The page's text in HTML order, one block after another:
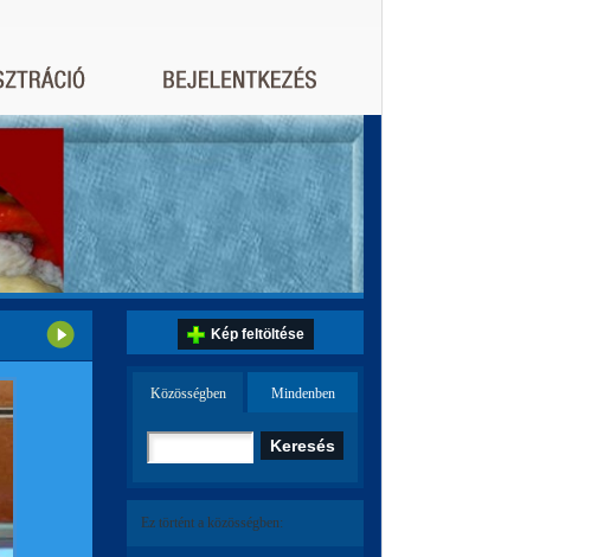
Kép feltöltése
Közösségben Mindenben
Ez történt a közösségben: